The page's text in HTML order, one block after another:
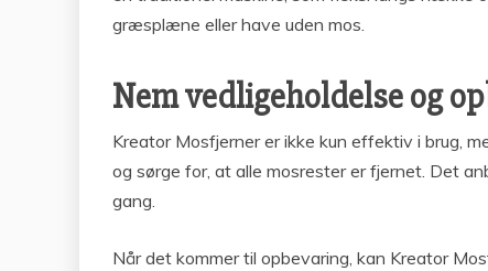
græsplæne eller have uden mos.
Nem vedligeholdelse og
Kreator Mosfjerner er ikke kun effektiv i brug,
og sørge for, at alle mosrester er fjernet. Det
gang.
Når det kommer til opbevaring, kan Kreator